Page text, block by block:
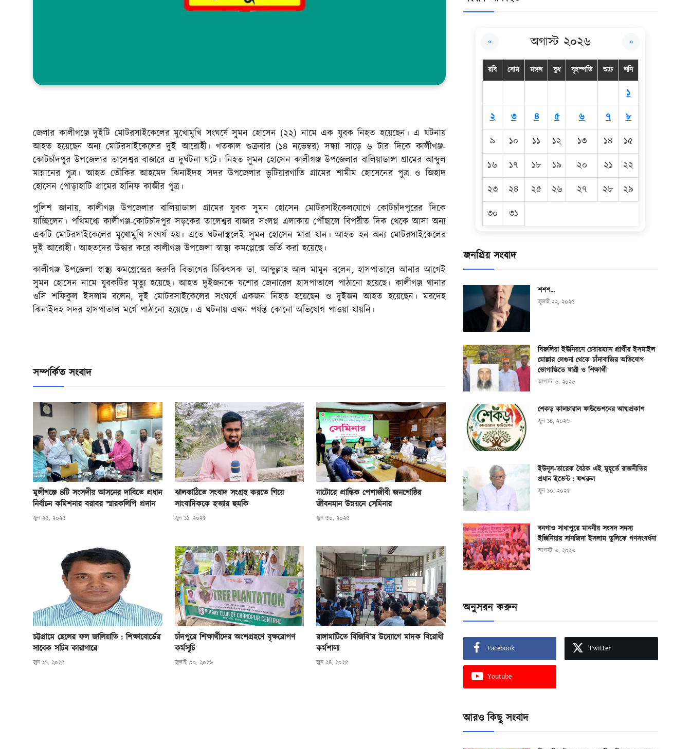
জেলার কালীগঞ্জে দুইটি মোটরসাইকেলের মুখোমুখি সংঘর্ষে সুমন হোসেন (২২) নামে এক যুবক নিহত হয়েছেন। এ ঘটনায়
আহত হয়েছেন অন্য মোটরসাইকেলের দুই আরোহী। গতকাল শুক্রবার (১৪ নভেম্বর) সন্ধ্যা সাড়ে ৬ টার দিকে কালীগঞ্জ-
কোটচাঁদপুর উপজেলার তালেশ্বর বাজারে এ দুর্ঘটনা ঘটে। নিহত সুমন হোসেন কালীগঞ্জ উপজেলার বালিয়াডাঙ্গা গ্রামের আব্দুল
মান্নানের পুত্র। আহত তৌকির আহমেদ ঝিনাইদহ সদর উপজেলার ভুটিয়ারগাতি গ্রামের শামীম হোসেনের পুত্র ও জিহাদ
হোসেন পোড়াহাটি গ্রামের হানিফ কাজীর পুত্র।
পুলিশ জানায়, কালীগঞ্জ উপজেলার বালিয়াডাঙ্গা গ্রামের যুবক সুমন হোসেন মোটরসাইকেলযোগে কোটচাঁদপুরের দিকে
যাচ্ছিলেন। পথিমধ্যে কালীগঞ্জ-কোটচাঁদপুর সড়কের তালেশ্বর বাজার সংলগ্ন এলাকায় পৌঁছালে বিপরীত দিক থেকে আসা অন্য
একটি মোটরসাইকেলের মুখোমুখি সংঘর্ষ হয়। এতে ঘটনাস্থলেই সুমন হোসেন মারা যান। আহত হন অন্য মোটরসাইকেলের
দুই আরোহী। আহতদের উদ্ধার করে কালীগঞ্জ উপজেলা স্বাস্থ্য কমপ্লেক্সে ভর্তি করা হয়েছে।
কালীগঞ্জ উপজেলা স্বাস্থ্য কমপ্লেক্সের জরুরি বিভাগের চিকিৎসক ডা. আব্দুল্লাহ আল মামুন বলেন, হাসপাতালে আনার আগেই
সুমন হোসেন নামে যুবকটির মৃত্যু হয়েছে। আহত দুইজনকে যশোর জেনারেল হাসপাতালে পাঠানো হয়েছে। কালীগঞ্জ থানার
ওসি শফিকুল ইসলাম বলেন, দুই মোটরসাইকেলের সংঘর্ষে একজন নিহত হয়েছেন ও দুইজন আহত হয়েছেন। মরদেহ
ঝিনাইদহ সদর হাসপাতাল মর্গে পাঠানো হয়েছে। এ ঘটনায় এখন পর্যন্ত কোনো অভিযোগ পাওয়া যায়নি।
সম্পর্কিত সংবাদ
মুন্সীগঞ্জে ৪টি সংসদীয় আসনের দাবিতে প্রধান
নির্বাচন কমিশনার বরাবর স্মারকলিপি প্রদান
জুন ২৫, ২০২৫
ঝালকাঠিতে সংবাদ সংগ্রহ করতে গিয়ে
সাংবাদিককে হত্যার হুমকি
জুন ১১, ২০২৫
নাটোরে প্রান্তিক পেশাজীবী জনগোষ্ঠির
জীবনমান উন্নয়নে সেমিনার
জুন ৩০, ২০২৫
চট্টগ্রামে ছেলের ফল জালিয়াতি : শিক্ষাবোর্ডের
সাবেক সচিব কারাগারে
জুন ১৭, ২০২৫
চাঁদপুরে শিক্ষার্থীদের অংশগ্রহণে বৃক্ষরোপণ
কর্মসূচি
জুলাই ৩০, ২০২৬
রাঙ্গামাটিতে বিজিবি’র উদ্যোগে মাদক বিরোধী
কর্মশালা
জুন ২৪, ২০২৫
« অগাস্ট ২০২৬ »
রবি সোম মঙ্গল বুধ বৃহস্পতি শুক্র শনি
১
২
৩ ৪ ৫ ৬ ৭
৮
৯
১০ ১১ ১২ ১৩ ১৪
১৫
১৬
১৭ ১৮ ১৯ ২০ ২১
২২
২৩
২৪ ২৫ ২৬ ২৭ ২৮
২৯
৩০
৩১
জনপ্রিয় সংবাদ
শশশ…
জুলাই ২২, ২০২৫
বিরুলিয়া ইউনিয়নে চেয়ারম্যান প্রার্থীর ইসমাইল
মোল্লার লেগুনা থেকে চাঁদাবাজির অভিযোগ
ভোগান্তিতে যাত্রী ও শিক্ষার্থী
আগস্ট ৬, ২০২৬
শেকড় কালচারাল ফাউন্ডেশনের আত্মপ্রকাশ
জুন ১৪, ২০২৬
ইউনূস-তারেক বৈঠক এই মুহূর্তে রাজনীতির
প্রধান ইভেন্ট : ফখরুল
জুন ১০, ২০২৫
বনগাও সাধাপুরে মাননীয় সংসদ সদস্য
ইঞ্জিনিয়ার সানজিদা ইসলাম তুলিকে গণসংবর্ধনা
আগস্ট ৬, ২০২৬
অনুসরন করুন
Facebook Twitter
Youtube
আরও কিছু সংবাদ